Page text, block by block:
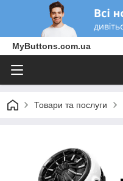
MyButtons.com.ua
Товари та послуги